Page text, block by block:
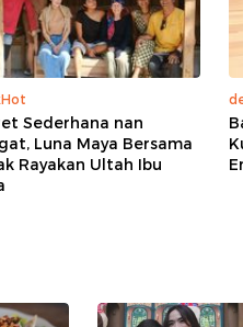
Sederhana nan
Luna Maya Bersama
Rayakan Ultah Ibu